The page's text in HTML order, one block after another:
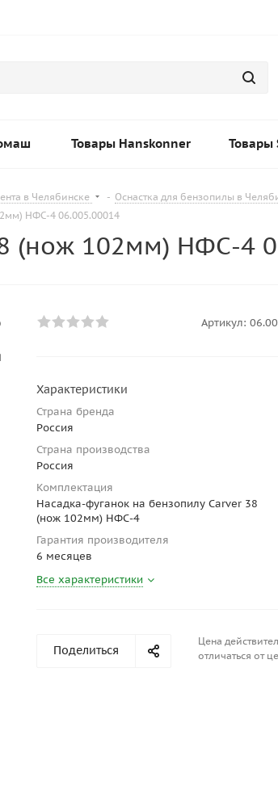
Товары Hanskonner Товары
в Челябинске - Оснастка для бензопилы в
НФС-4 06.005.00014
(нож 102мм) НФС-4
Артикул:
Характеристики
Страна бренда
Россия
Страна производства
Россия
Комплектация
Насадка-фуганок на бензопилу Carver 38
(нож 102мм) НФС-4
Гарантия производителя
6 месяцев
Все характеристики
Поделиться
Цена
отличаться от